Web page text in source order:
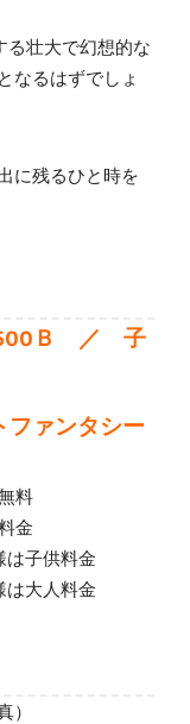
る壮大で幻想的な
なるはずでしょ
に残るひと時を
Ｂ ／
子
ファンタシー
料
金
は子供料金
は大人料金
）